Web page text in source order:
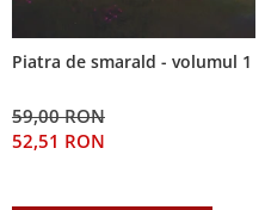
Piatra de smarald - volumul 1
59,00 RON
52,51 RON